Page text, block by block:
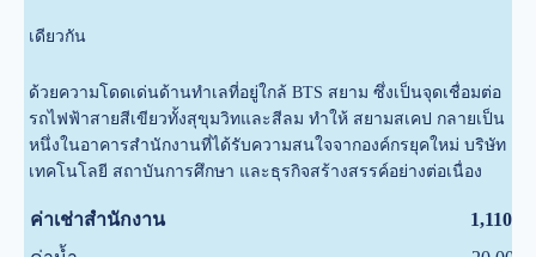
เดียวกัน
ด้วยความโดดเด่นด้านทำเลที่อยู่ใกล้ BTS สยาม ซึ่งเป็นจุดเชื่อมต่อ
รถไฟฟ้าสายสีเขียวทั้งสุขุมวิทและสีลม ทำให้ สยามสเคป กลายเป็น
หนึ่งในอาคารสำนักงานที่ได้รับความสนใจจากองค์กรยุคใหม่ บริษัท
เทคโนโลยี สถาบันการศึกษา และธุรกิจสร้างสรรค์อย่างต่อเนื่อง
ค่าเช่าสำนักงาน 1,110